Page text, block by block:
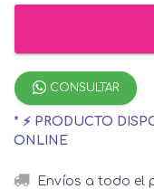
CONSULTAR
* ⚡ PRODUCTO
ONLINE
Envíos a todo el